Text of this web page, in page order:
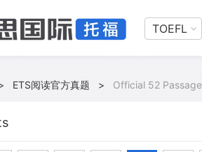
TOEFL
ETS阅读官方真题 > Official 52